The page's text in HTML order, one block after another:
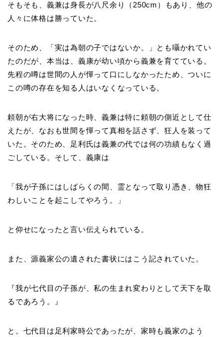
そもそも、義兼は身長が八尺余り（250cm）もあり、他の
人々に体格は勝っていた。
そのため、「実は為朝の子ではないか。」とも囁かれてい
たのだが、本当は、義康が幼い頃から義兼を育てている。
先程の噂は世間の人が憚って口にしなかったため、ついに
この噂の存在を知る人はいなくなっている。
頼朝が右大将になった時、義兼は特に頼朝の側近として仕
えたが、なおも世間を憚って真相を話さず、狂人を装って
いた。そのため、足利氏は義兼の代では何の功績もなく過
ごしている。そして、義康は
「我が子孫にはしばらくの間、霊となって取り憑き、物狂
わしいことを起こしてやろう。」
と仰せになったと言い伝えられている。
また、源義家公の遺された書状にはこう記されていた。
『我が七代目の子孫が、私の生まれ変わりとして天下を取
るであろう。』
と。七代目は足利家時公であったが、家時も義家のよう